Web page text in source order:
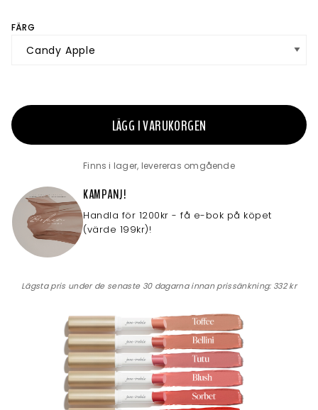
FÄRG
LÄGG I VARUKORGEN
Finns i lager, levereras omgående
KAMPANJ!
Handla för 1200kr - få e-bok på köpet
(värde 199kr)!
Lägsta pris under de senaste 30 dagarna innan prissänkning: 332 kr